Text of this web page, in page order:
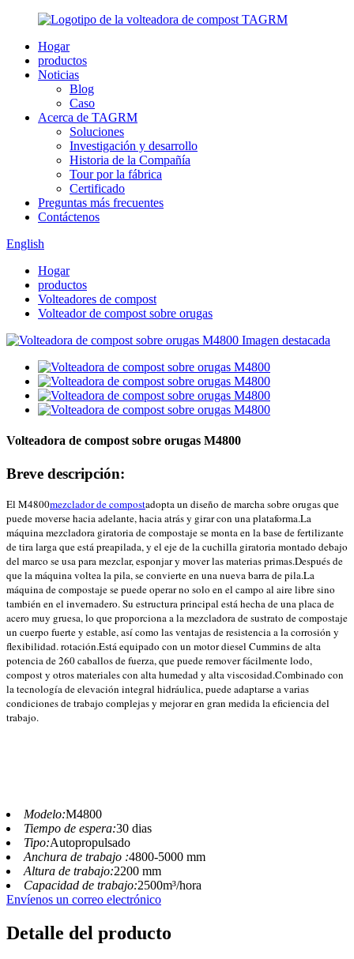
Hogar
productos
Noticias
Blog
Caso
Acerca de TAGRM
Soluciones
Investigación y desarrollo
Historia de la Compañía
Tour por la fábrica
Certificado
Preguntas más frecuentes
Contáctenos
English
Hogar
productos
Volteadores de compost
Volteador de compost sobre orugas
Volteadora de compost sobre orugas M4800
Breve descripción:
El M4800mezclador de compostadopta un diseño de marcha sobre orugas que
puede moverse hacia adelante, hacia atrás y girar con una plataforma.La
máquina mezcladora giratoria de compostaje se monta en la base de fertilizante
de tira larga que está preapilada, y el eje de la cuchilla giratoria montado debajo
del marco se usa para mezclar, esponjar y mover las materias primas.Después de
que la máquina voltea la pila, se convierte en una nueva barra de pila.La
máquina de compostaje se puede operar no solo en el campo al aire libre sino
también en el invernadero. Su estructura principal está hecha de una placa de
acero muy gruesa, lo que proporciona a la mezcladora de sustrato de compostaje
un cuerpo fuerte y estable, así como las ventajas de resistencia a la corrosión y
flexibilidad. rotación.Está equipado con un motor diesel Cummins de alta
potencia de 260 caballos de fuerza, que puede remover fácilmente lodo,
compost y otros materiales con alta humedad y alta viscosidad.Combinado con
la tecnología de elevación integral hidráulica, puede adaptarse a varias
condiciones de trabajo complejas y mejorar en gran medida la eficiencia del
trabajo.
Modelo:M4800
Tiempo de espera:30 dias
Tipo:Autopropulsado
Anchura de trabajo :4800-5000 mm
Altura de trabajo:2200 mm
Capacidad de trabajo:2500m³/hora
Envíenos un correo electrónico
Detalle del producto